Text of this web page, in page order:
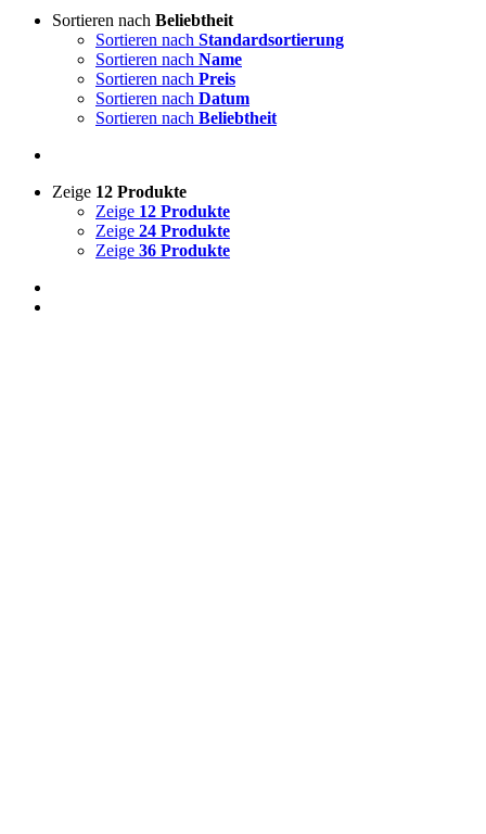
Sortieren nach Beliebtheit
Sortieren nach Standardsortierung
Sortieren nach Name
Sortieren nach Preis
Sortieren nach Datum
Sortieren nach Beliebtheit
Zeige 12 Produkte
Zeige 12 Produkte
Zeige 24 Produkte
Zeige 36 Produkte